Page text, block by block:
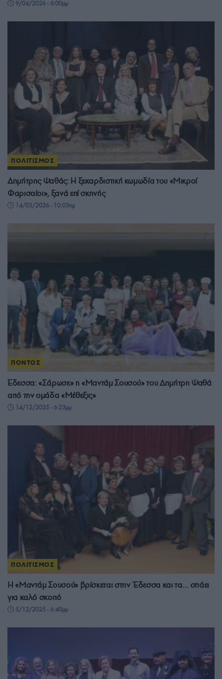
9/04/2026 - 6:00μμ
ΠΟΛΙΤΙΣΜΟΣ
Δημήτρης Ψαθάς: Η ξεκαρδιστική κωμωδία του «Μικροί
Φαρισαίοι», ξανά επί σκηνής
14/03/2026 - 10:03πμ
ΠΟΝΤΟΣ
Έδεσσα: «Σάρωσε» η «Μαντάμ Σουσού» του Δημήτρη Ψαθά
από την ομάδα «Μέθεξις»
14/12/2025 - 6:23μμ
ΠΟΛΙΤΙΣΜΟΣ
Η «Μαντάμ Σουσού» βρίσκεται στην Έδεσσα και τα… σπάει
για καλό σκοπό
5/12/2025 - 6:40μμ